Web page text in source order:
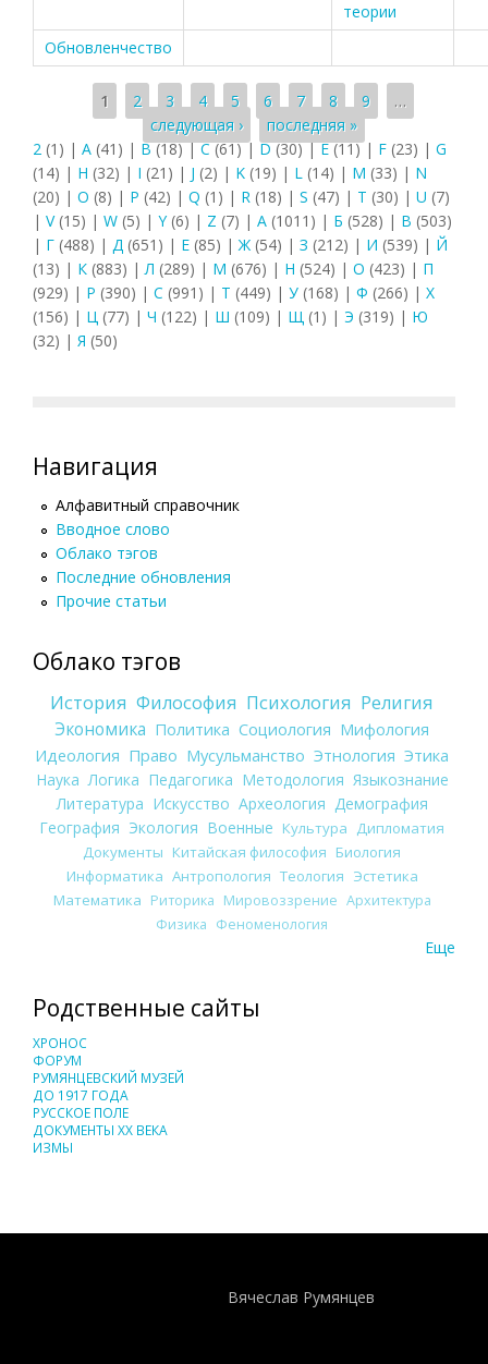
теории
Обновленчество
Страницы
1 2 3 4 5 6 7 8 9
…
следующая ›
последняя »
2 (1) | A (41) | B(18)|C(61)| D(30)|E(11)| F (23) | G
(14) | H (32) | I (21) | J (2) | K (19) | L (14) | M (33) | N
(20) | O (8) | P (42) | Q (1) | R (18) | S (47) | T (30) | U (7)
| V(15) | W (5) | Y(6) | Z (7) | А (1011) | Б (528) | В (503)
| Г (488) | Д (651) | Е (85) | Ж (54) | З (212) | И (539) | Й
(13) | К (883) | Л (289) | М (676) | Н (524) | О (423) | П
(929) | Р (390) | С (991) | Т (449) | У (168) | Ф (266) | Х
(156) | Ц (77) | Ч (122) | Ш (109) | Щ (1) | Э (319) | Ю
(32) | Я (50)
Навигация
Алфавитный справочник
Вводное слово
Облако тэгов
Последние обновления
Прочие статьи
Облако тэгов
История Философия Психология Религия
Экономика Политика Социология Мифология
Идеология Право Мусульманство Этнология Этика
Наука Логика Педагогика Методология Языкознание
Литература Искусство Археология Демография
География Экология Военные Культура
Дипломатия
Документы Китайская философия Биология
Информатика Антропология Теология Эстетика
Математика Риторика Мировоззрение Архитектура
Физика Феноменология
Еще
Родственные сайты
ХРОНОС
ФОРУМ
РУМЯНЦЕВСКИЙ МУЗЕЙ
ДО 1917 ГОДА
РУССКОЕ ПОЛЕ
ДОКУМЕНТЫ XX ВЕКА
ИЗМЫ
Вячеслав Румянцев